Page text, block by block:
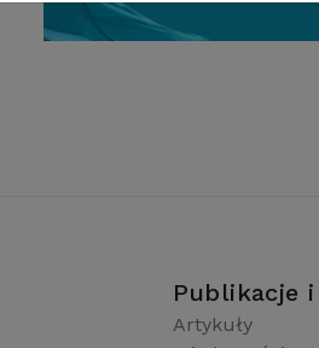
Publikacje
Artykuły